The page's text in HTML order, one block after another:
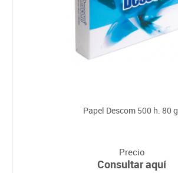
Papel Descom 500 h. 80 g.
Precio
Consultar aquí